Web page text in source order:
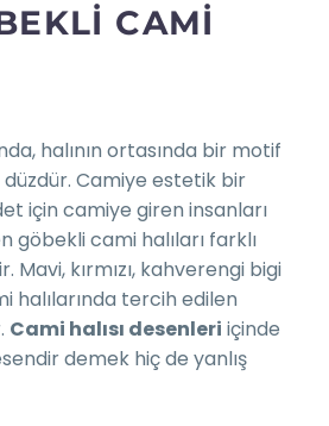
CAMI
halının ortasında bir motif
düzdür. Camiye estetik bir
için camiye giren insanları
göbekli cami halıları farklı
kırmızı, kahverengi bigi
halılarında tercih edilen
Cami halısı desenleri içinde
demek hiç de yanlış